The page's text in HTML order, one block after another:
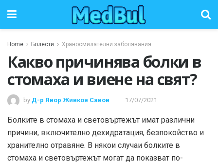
Home Болести Храносмилателни заболявания
Какво причинява болки в
стомаха и виене на свят?
by Д-р Явор Живков Савов 17/07/2021
Болките в стомаха и световъртежът имат различни
причини, включително дехидратация, безпокойство и
хранително отравяне. В някои случаи болките в
стомаха и световъртежът могат да показват по-